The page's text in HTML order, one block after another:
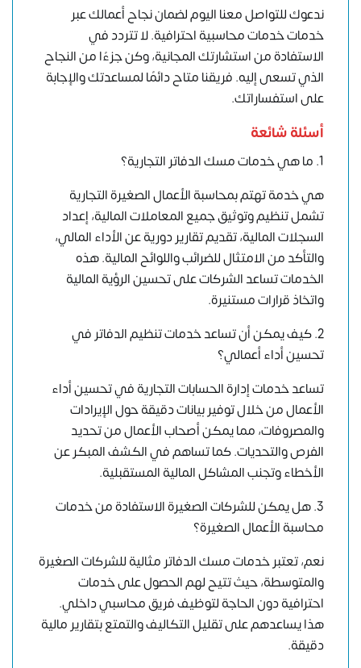
ندعوك للتواصل معنا اليوم لضمان نجاح أعمالك عبر
خدمات خدمات محاسبية احترافية. لا تتردد في
الاستفادة من استشارتك المجانية، وكن جزءًا من النجاح
الذي تسعى إليه. فريقنا متاح دائمًا لمساعدتك والإجابة
على استفساراتك.
أسئلة شائعة
1. ما هي خدمات مسك الدفاتر التجارية؟
هي خدمة تهتم بمحاسبة الأعمال الصغيرة التجارية
تشمل تنظيم وتوثيق جميع المعاملات المالية، إعداد
السجلات المالية، تقديم تقارير دورية عن الأداء المالي،
والتأكد من الامتثال للضرائب واللوائح المالية. هذه
الخدمات تساعد الشركات على تحسين الرؤية المالية
واتخاذ قرارات مستنيرة.
2. كيف يمكن أن تساعد خدمات تنظيم الدفاتر في
تحسين أداء أعمالي؟
تساعد خدمات إدارة الحسابات التجارية في تحسين أداء
الأعمال من خلال توفير بيانات دقيقة حول الإيرادات
والمصروفات، مما يمكن أصحاب الأعمال من تحديد
الفرص والتحديات. كما تساهم في الكشف المبكر عن
الأخطاء وتجنب المشاكل المالية المستقبلية.
3. هل يمكن للشركات الصغيرة الاستفادة من خدمات
محاسبة الأعمال الصغيرة؟
نعم، تعتبر خدمات مسك الدفاتر مثالية للشركات الصغيرة
والمتوسطة، حيث تتيح لهم الحصول على خدمات
احترافية دون الحاجة لتوظيف فريق محاسبي داخلي.
هذا يساعدهم على تقليل التكاليف والتمتع بتقارير مالية
دقيقة.